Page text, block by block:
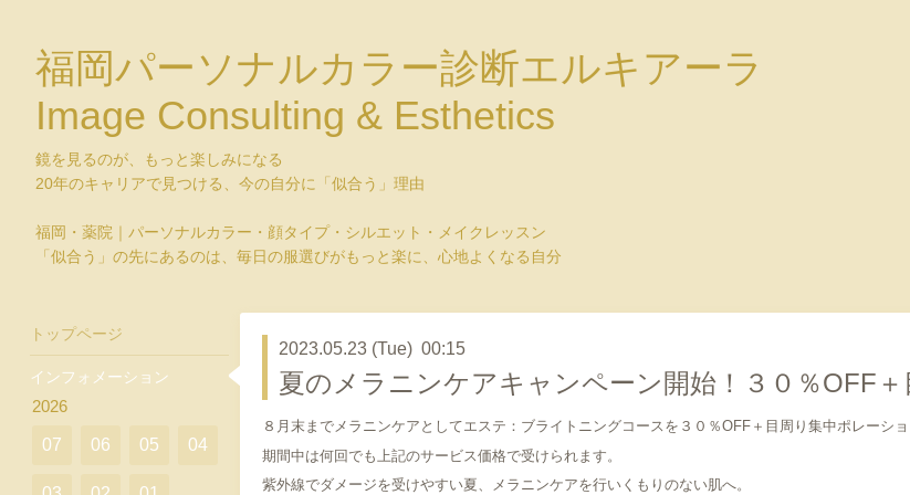
福岡パーソナルカラー診断エルキアーラ
Image Consulting & Esthetics
鏡を見るのが、もっと楽しみになる
20年のキャリアで見つける、今の自分に「似合う」理由
福岡・薬院｜パーソナルカラー・顔タイプ・シルエット・メイクレッスン
「似合う」の先にあるのは、毎日の服選びがもっと楽に、心地よくなる自分
2023.05.23 (Tue) 00:15
夏のメラニンケアキャンペーン開始！３０％OFF
８月末までメラニンケアとしてエステ：ブライトニングコースを３０％OFF＋目周り集中ポレーショ
期間中は何回でも上記のサービス価格で受けられます。
紫外線でダメージを受けやすい夏、メラニンケアを行いくもりのない肌へ。
トップページ
インフォメーション
2026
07 06 05 04